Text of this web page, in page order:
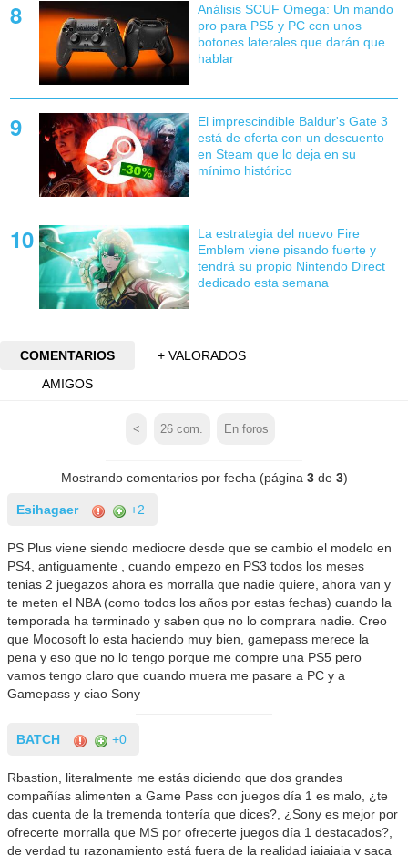
Análisis SCUF Omega: Un mando
pro para PS5 y PC con unos
botones laterales que darán que
hablar
El imprescindible Baldur's Gate 3
está de oferta con un descuento
en Steam que lo deja en su
mínimo histórico
La estrategia del nuevo Fire
Emblem viene pisando fuerte y
tendrá su propio Nintendo Direct
dedicado esta semana
COMENTARIOS
+ VALORADOS
AMIGOS
< 26 com. En foros
Mostrando comentarios por fecha (página 3de 3)
Esihagaer +2
PS Plus viene siendo mediocre desde que se cambio el modelo en
PS4, antiguamente , cuando empezo en PS3 todos los meses
tenias 2 juegazos ahora es morralla que nadie quiere, ahora van y
te meten el NBA (como todos los años por estas fechas) cuando la
temporada ha terminado y saben que no lo comprara nadie. Creo
que Mocosoft lo esta haciendo muy bien, gamepass merece la
pena y eso que no lo tengo porque me compre una PS5 pero
vamos tengo claro que cuando muera me pasare a PC y a
Gamepass y ciao Sony
BATCH +0
Rbastion, literalmente me estás diciendo que dos grandes
compañías alimenten a Game Pass con juegos día 1 es malo, ¿te
das cuenta de la tremenda tontería que dices?, ¿Sony es mejor por
ofrecerte morralla que MS por ofrecerte juegos día 1 destacados?,
de verdad tu razonamiento está fuera de la realidad jajajaja y saca